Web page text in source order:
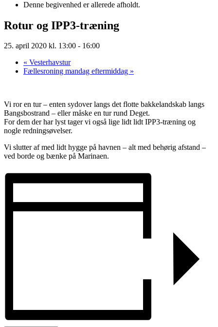
Denne begivenhed er allerede afholdt.
Rotur og IPP3-træning
25. april 2020 kl. 13:00 - 16:00
« Vesterhavstur
Fællesroning mandag eftermiddag »
Vi ror en tur – enten sydover langs det flotte bakkelandskab langs
Bangsbostrand – eller måske en tur rund Deget.
For dem der har lyst tager vi også lige lidt lidt IPP3-træning og
nogle redningsøvelser.
Vi slutter af med lidt hygge på havnen – alt med behørig afstand –
ved borde og bænke på Marinaen.